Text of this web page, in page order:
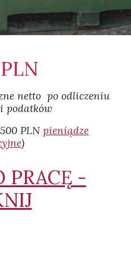
netto po odliczeniu
podatków​
PLN pieniądze
)
PRACĘ -